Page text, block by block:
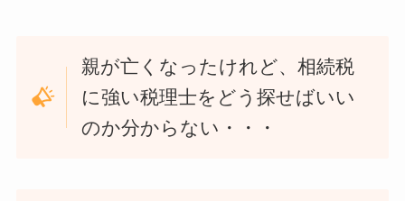
親が亡くなったけれど、相続税
に強い税理士をどう探せばいい
のか分からない・・・